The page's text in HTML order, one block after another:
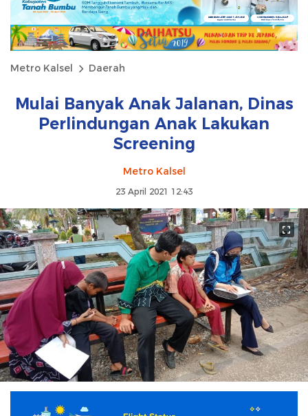
Metro Kalsel Daerah
Mulai Banyak Anak Jalanan, Dinas
Perlindungan Anak Lakukan
Screening
Metro Kalsel
23 April 2021 12:43